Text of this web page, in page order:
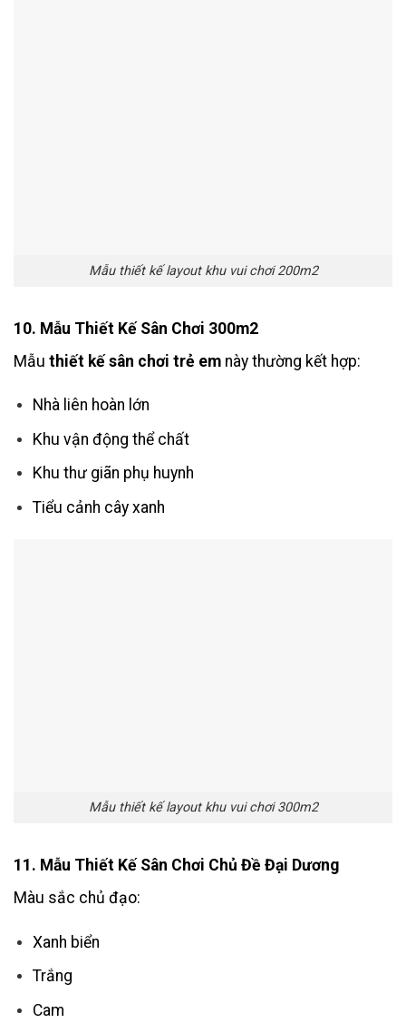
Mẫu thiết kế layout khu vui chơi 200m2
10. Mẫu Thiết Kế Sân Chơi 300m2
Mẫu thiết kế sân chơi trẻ em này thường kết hợp:
Nhà liên hoàn lớn
Khu vận động thể chất
Khu thư giãn phụ huynh
Tiểu cảnh cây xanh
Mẫu thiết kế layout khu vui chơi 300m2
11. Mẫu Thiết Kế Sân Chơi Chủ Đề Đại Dương
Màu sắc chủ đạo:
Xanh biển
Trắng
Cam